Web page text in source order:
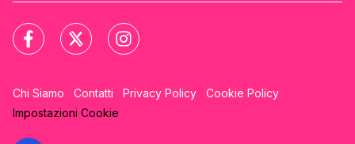
Chi Siamo Contatti Privacy Policy
Cookie Policy
Impostazioni Cookie